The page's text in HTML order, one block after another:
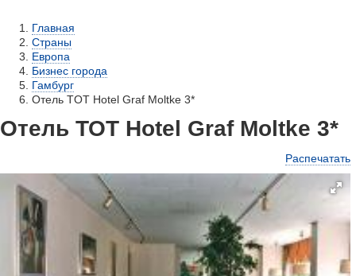
Главная
Страны
Европа
Бизнес города
Гамбург
Отель TOT Hotel Graf Moltke 3*
Отель TOT Hotel Graf Moltke 3*
Распечатать